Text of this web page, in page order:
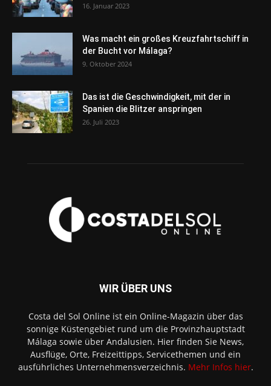
16. Januar 2023
Was macht ein großes Kreuzfahrtschiff in
der Bucht vor Málaga?
9. Oktober 2024
Das ist die Geschwindigkeit, mit der in
Spanien die Blitzer anspringen
26. Juli 2023
WIR ÜBER UNS
Costa del Sol Online ist ein Online-Magazin über das
sonnige Küstengebiet rund um die Provinzhauptstadt
Málaga sowie über Andalusien. Hier finden Sie News,
Ausflüge, Orte, Freizeittipps, Servicethemen und ein
ausführliches Unternehmensverzeichnis. Mehr Infos hier.